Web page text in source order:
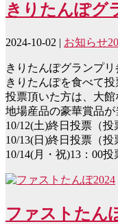
きりたんぽグ
2024-10-02 | お知らせ
きりたんぽグランプ
きりたんぽを食べて投
投票頂いた方は、大
地場産品の豪華賞品が
10/12(土)終日投票（投
10/13(日)終日投票（投
10/14(月・祝)13：00
ファストたん